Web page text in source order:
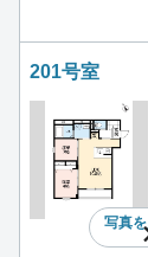
201号室
写真を